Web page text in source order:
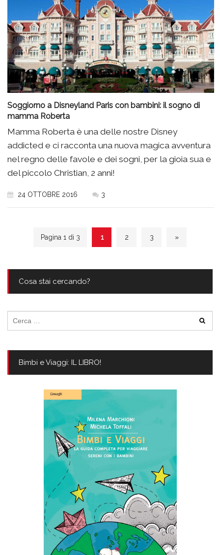
Soggiorno a Disneyland Paris con bambini: il sogno di
mamma Roberta
Mamma Roberta è una delle nostre Disney
addicted e ci racconta una nuova magica avventura
nel regno delle favole e dei sogni, per la gioia sua e
del piccolo Christian, 2 anni!
24 OTTOBRE 2016 3
Pagina 1 di 3 1 2 3 »
Cosa stai cercando?
per:
Bimbi e Viaggi: IL LIBRO!